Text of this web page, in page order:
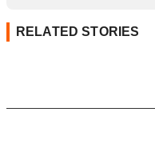
RELATED STORIES